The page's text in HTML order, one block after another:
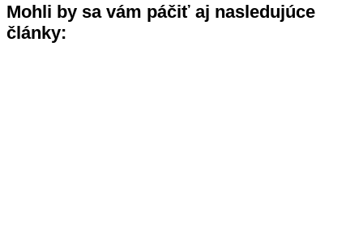
Mohli by sa vám páčiť aj nasledujúce
články: